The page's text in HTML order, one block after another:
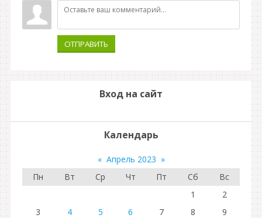
ОТПРАВИТЬ
Вход на сайт
Календарь
« Апрель 2023 »
Пн
Вт Ср Чт Пт Сб
Вс
1
2
3
4 5 6 7 8
9